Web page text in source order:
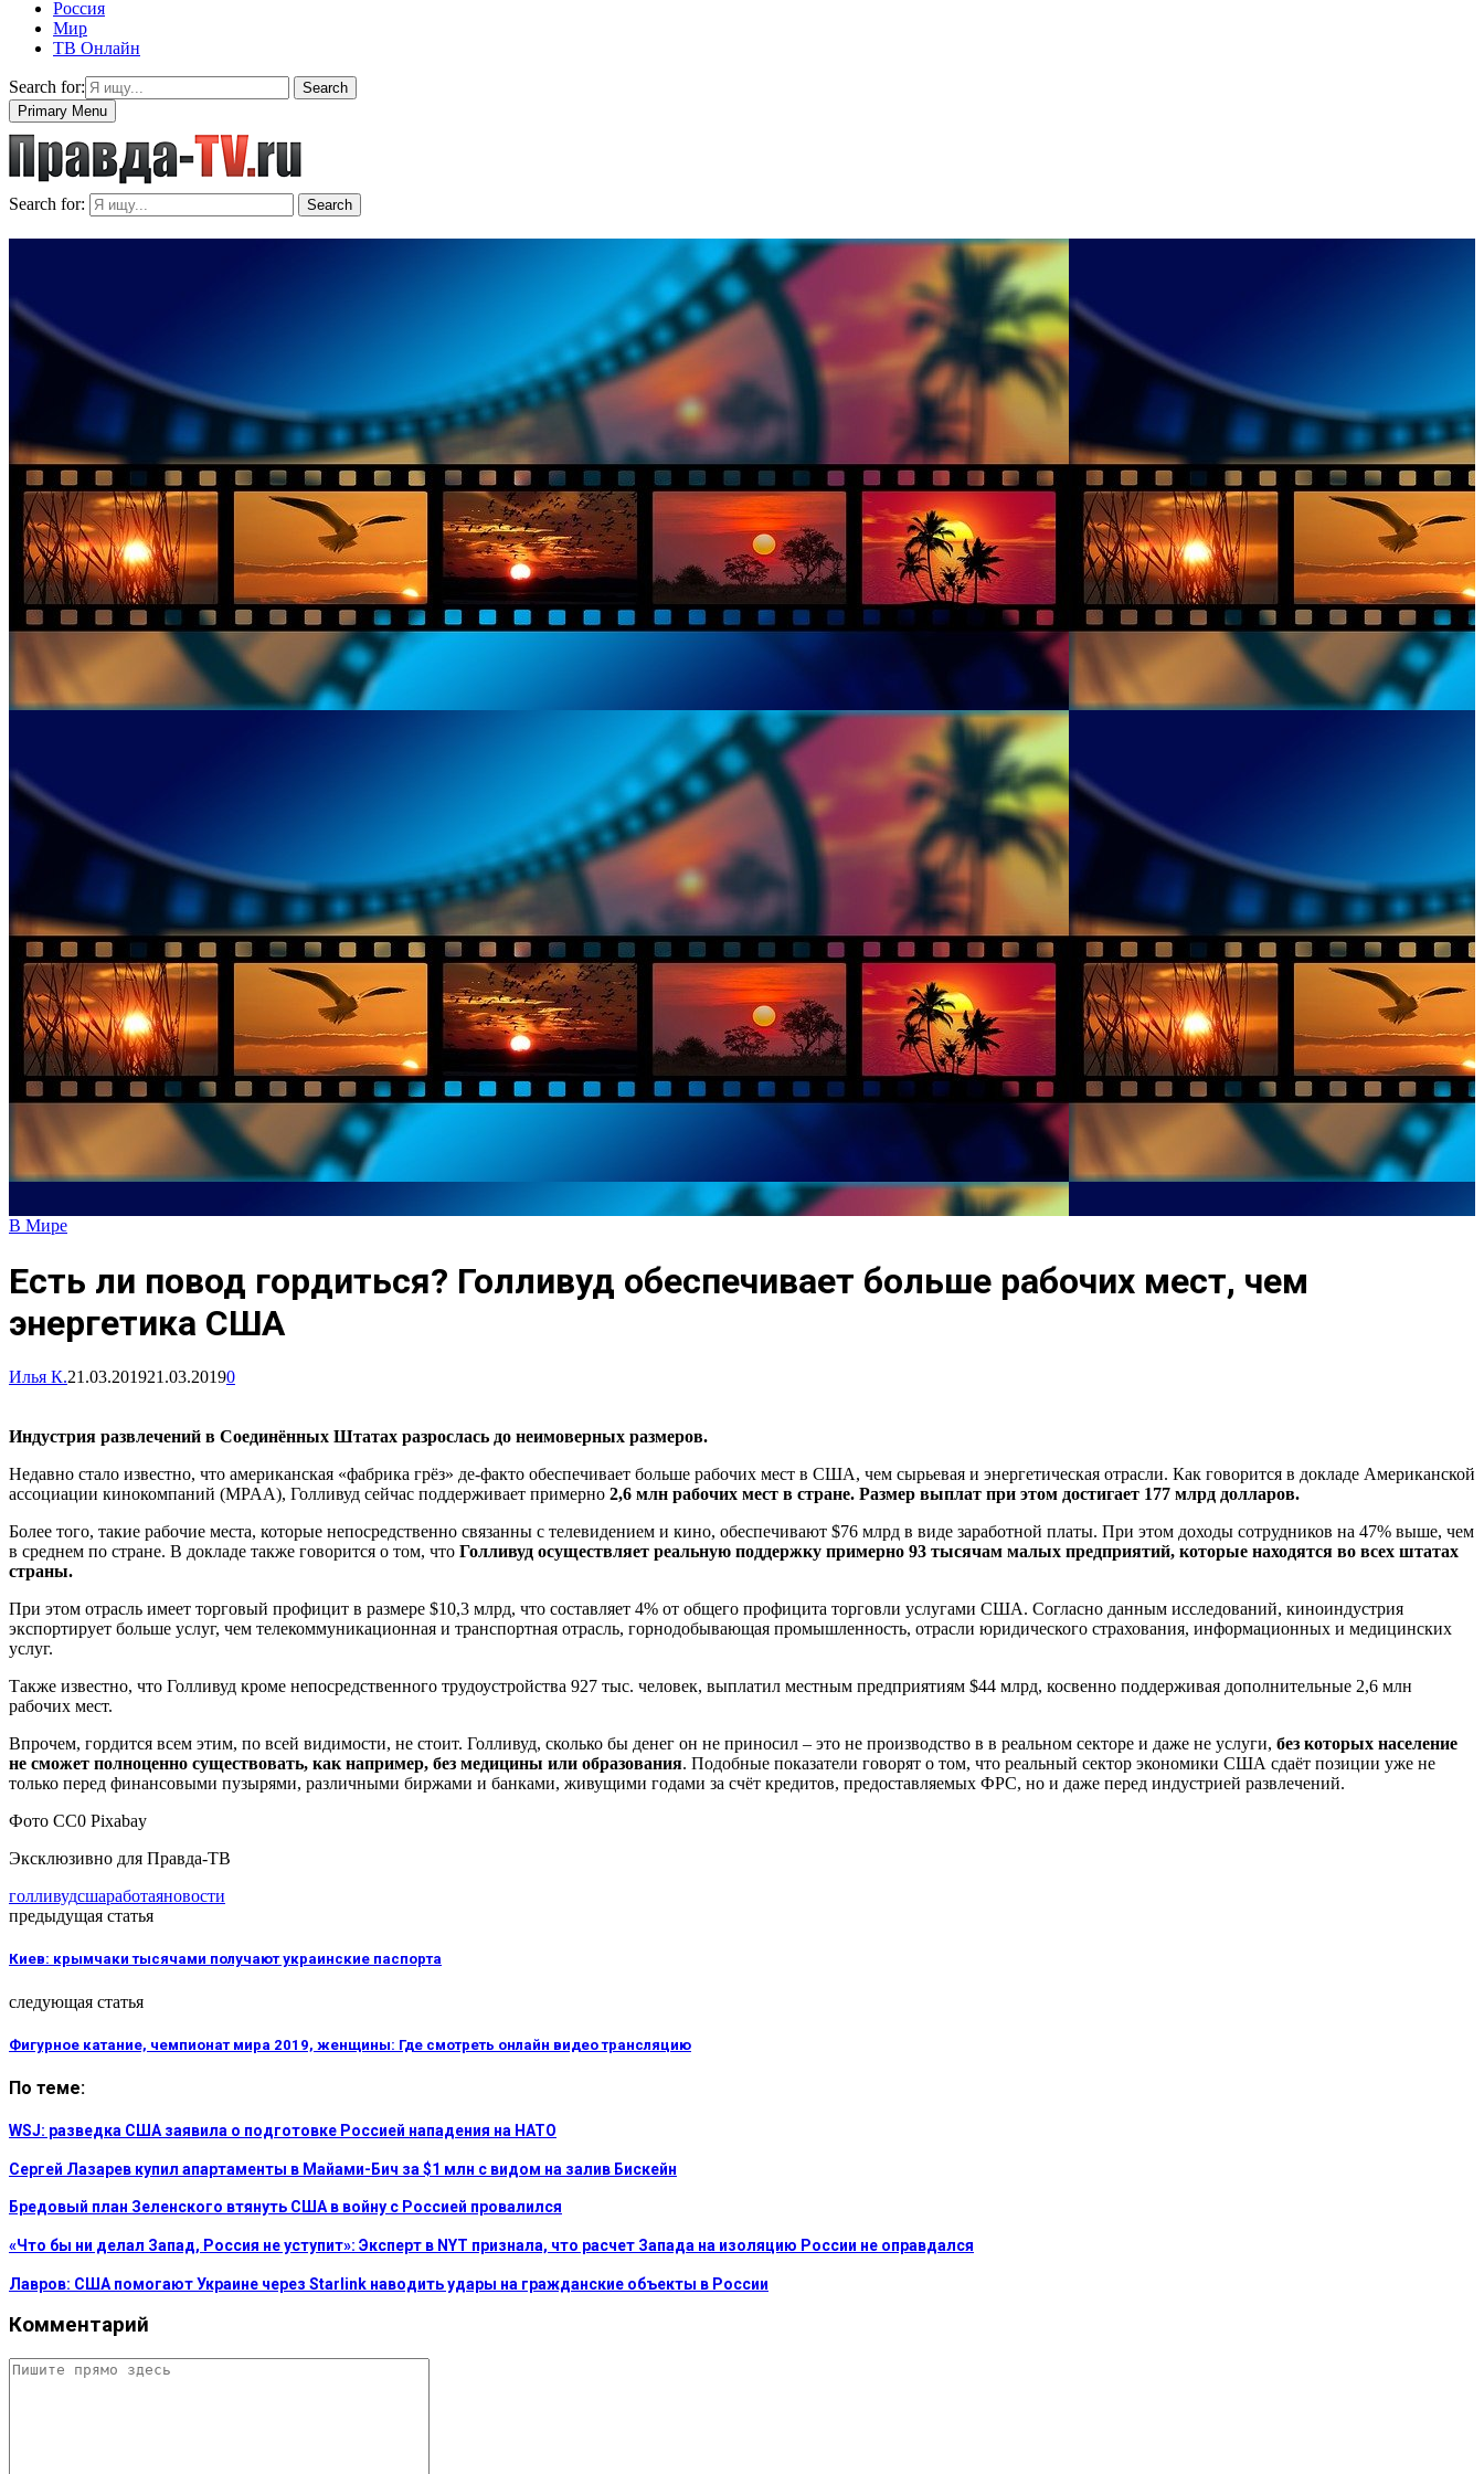
Россия
Мир
ТВ Онлайн
Search for:
Search
Primary Menu
Search for: Search
В Мире
Есть ли повод гордиться? Голливуд обеспечивает больше рабочих мест, чем
энергетика США
Илья К.21.03.201921.03.20190
Индустрия развлечений в Соединённых Штатах разрослась до неимоверных размеров.
Недавно стало известно, что американская «фабрика грёз» де-факто обеспечивает больше рабочих мест в США, чем сырьевая и энергетическая отрасли. Как говорится в докладе Американской
ассоциации кинокомпаний (MPAA), Голливуд сейчас поддерживает примерно 2,6 млн рабочих мест в стране. Размер выплат при этом достигает 177 млрд долларов.
Более того, такие рабочие места, которые непосредственно связанны с телевидением и кино, обеспечивают $76 млрд в виде заработной платы. При этом доходы сотрудников на 47% выше, чем
в среднем по стране. В докладе также говорится о том, что Голливуд осуществляет реальную поддержку примерно 93 тысячам малых предприятий, которые находятся во всех штатах
страны.
При этом отрасль имеет торговый профицит в размере $10,3 млрд, что составляет 4% от общего профицита торговли услугами США. Согласно данным исследований, киноиндустрия
экспортирует больше услуг, чем телекоммуникационная и транспортная отрасль, горнодобывающая промышленность, отрасли юридического страхования, информационных и медицинских
услуг.
Также известно, что Голливуд кроме непосредственного трудоустройства 927 тыс. человек, выплатил местным предприятиям $44 млрд, косвенно поддерживая дополнительные 2,6 млн
рабочих мест.
Впрочем, гордится всем этим, по всей видимости, не стоит. Голливуд, сколько бы денег он не приносил – это не производство в в реальном секторе и даже не услуги, без которых население
не сможет полноценно существовать, как например, без медицины или образования. Подобные показатели говорят о том, что реальный сектор экономики США сдаёт позиции уже не
только перед финансовыми пузырями, различными биржами и банками, живущими годами за счёт кредитов, предоставляемых ФРС, но и даже перед индустрией развлечений.
Фото СС0 Pixabay
Эксклюзивно для Правда-ТВ
голливудсшаработаяновости
предыдущая статья
Киев: крымчаки тысячами получают украинские паспорта
следующая статья
Фигурное катание, чемпионат мира 2019, женщины: Где смотреть онлайн видео трансляцию
По теме:
WSJ: разведка США заявила о подготовке Россией нападения на НАТО
Сергей Лазарев купил апартаменты в Майами-Бич за $1 млн с видом на залив Бискейн
Бредовый план Зеленского втянуть США в войну с Россией провалился
«Что бы ни делал Запад, Россия не уступит»: Эксперт в NYT признала, что расчет Запада на изоляцию России не оправдался
Лавров: США помогают Украине через Starlink наводить удары на гражданские объекты в России
Комментарий